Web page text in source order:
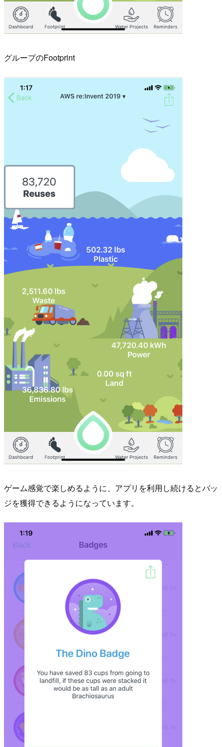
グループのFootprint
ゲーム感覚で楽しめるように、アプリを利用し続けるとバッ
ジを獲得できるようになっています。